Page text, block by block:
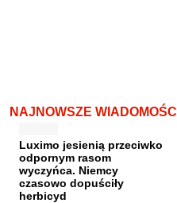
NAJNOWSZE WIADOMOŚCI
Luximo jesienią przeciwko
odpornym rasom
wyczyńca. Niemcy
czasowo dopuściły
herbicyd